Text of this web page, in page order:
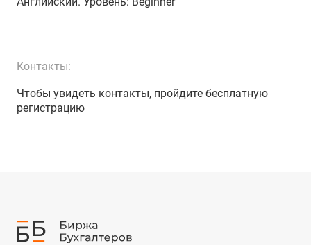
Контакты:
Чтобы увидеть контакты, пройдите бесплатную
регистрацию